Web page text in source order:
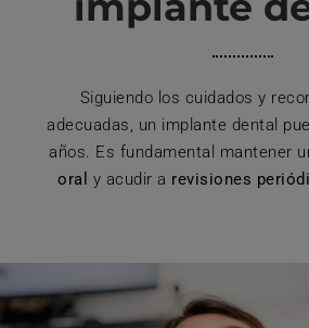
Siguiendo los cuidados y
adecuadas, un implante dental
años. Es fundamental mantener
oral y acudir a revisiones